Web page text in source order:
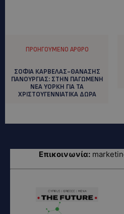
ΠΡΟΗΓΟΎΜΕΝΟ ΆΡΘΡΟ
ΣΟΦΙΑ ΚΑΡΒΕΛΑΣ-ΘΑΝΑΣΗΣ
ΠΑΝΟΥΡΓΙΑΣ: ΣΤΗΝ ΠΑΓΩΜΕΝΗ
ΝΕΑ ΥΟΡΚΗ ΓΙΑ ΤΑ
ΧΡΙΣΤΟΥΓΕΝΝΙΑΤΙΚΑ ΔΩΡΑ
Επικοινωνία: